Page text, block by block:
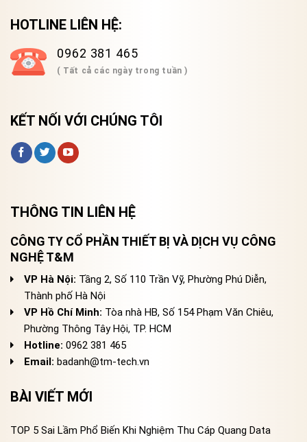
HOTLINE LIÊN HỆ:
0962 381 465
( Tất cả các ngày trong tuần )
KẾT NỐI VỚI CHÚNG TÔI
THÔNG TIN LIÊN HỆ
CÔNG TY CỔ PHẦN THIẾT BỊ VÀ DỊCH VỤ CÔNG
NGHỆ T&M
VP Hà Nội: Tầng 2, Số 110 Trần Vỹ, Phường Phú Diễn,
Thành phố Hà Nội
VP Hồ Chí Minh: Tòa nhà HB, Số 154 Phạm Văn Chiêu,
Phường Thông Tây Hội, TP. HCM
Hotline: 0962 381 465
Email: badanh@tm-tech.vn
BÀI VIẾT MỚI
TOP 5 Sai Lầm Phổ Biến Khi Nghiệm Thu Cáp Quang Data